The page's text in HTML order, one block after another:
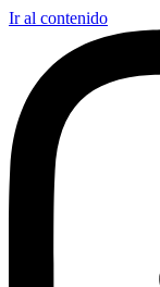
Ir al contenido